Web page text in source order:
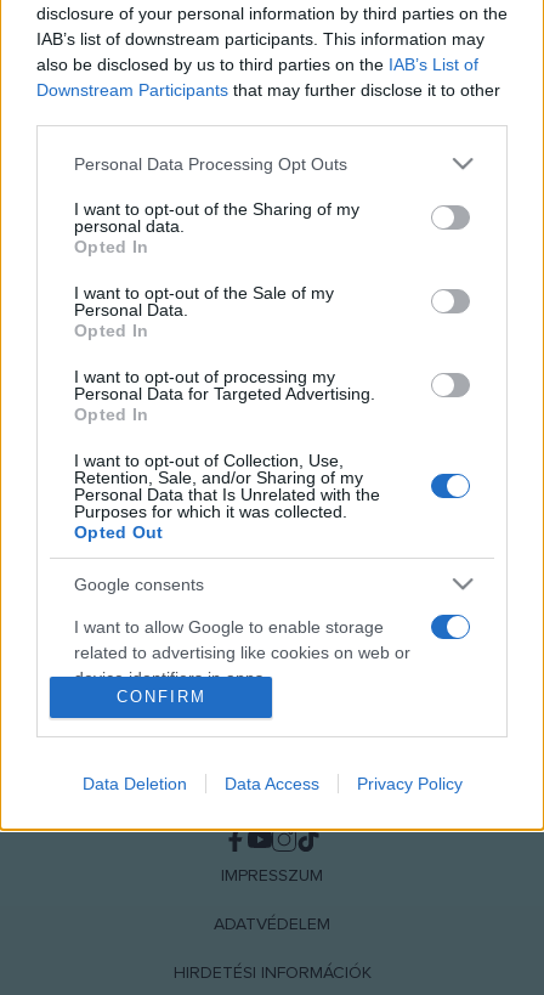
disclosure of your personal information by third parties on the
IAB’s list of downstream participants. This information may
also be disclosed by us to third parties on the IAB’s List of
Downstream Participants that may further disclose it to other
Please note that this website/app uses one or more Google
not limited to your visit or usage behaviour. You may click to
grant or deny consent to Google and its third-party tags to
use your data for below specified purposes in below Google
consent section.
Personal Data Processing Opt Outs
I want to opt-out of the Sharing of my
personal data.
Opted In
I want to opt-out of the Sale of my
Personal Data.
Opted In
I want to opt-out of processing my
Personal Data for Targeted Advertising.
Opted In
I want to opt-out of Collection, Use,
Retention, Sale, and/or Sharing of my
Personal Data that Is Unrelated with the
Purposes for which it was collected.
Opted Out
Google consents
I want to allow Google to enable storage
related to advertising like cookies on web or
device identifiers in apps.
personalized advertising.
I want to allow Google to enable storage
device identifiers in apps.
I want to allow Google to enable storage
CONFIRM
Data Deletion Data Access Privacy Policy
A versmondó versenyen hazai és határon túli magyar
színészek és előadóművészek vettek részt. Feltétel volt,
hogy az előadott versek közül az egyik a haza és
szabadság témaköréből kerüljön ki, a másik vers szabadon
választható volt.
A döntőt május végén tartották Balatonfüreden. Az első
színész, a kaposvári Csiky Gergely Színház művésze kapta.
Különdíjjal jutalmazták a 92 éves
előadóművészt.
MEGOSZTÁS
IMPRESSZUM
ADATVÉDELEM
HIRDETÉSI INFORMÁCIÓK